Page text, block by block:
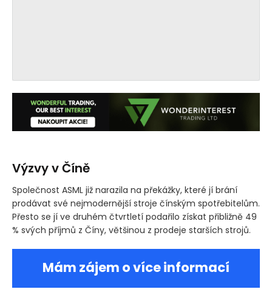
Výzvy v Číně
Společnost ASML již narazila na překážky, které jí brání
prodávat své nejmodernější stroje čínským spotřebitelům.
Přesto se jí ve druhém čtvrtletí podařilo získat přibližně 49
% svých příjmů z Číny, většinou z prodeje starších strojů.
Mám zájem o více informací